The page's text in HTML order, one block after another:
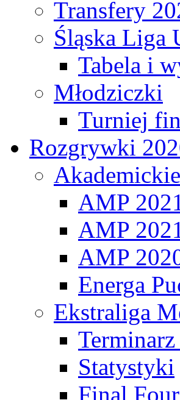
Transfery
Śląska Liga
Tabela i
Młodziczki
Turniej
Rozgrywki
AMP
AMP
AMP
Energa
Ekstraliga
Statystyki
Final Four